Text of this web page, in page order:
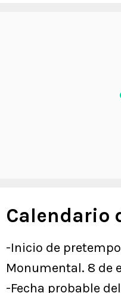
Calendario
-Inicio de
Monumental. 8 de
-Fecha probable